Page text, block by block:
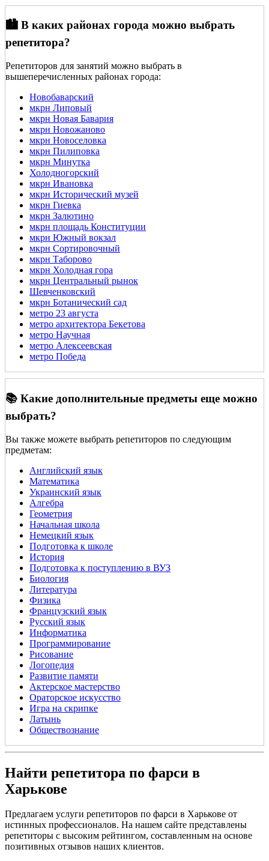
🏙️ В каких районах города можно выбрать
репетитора?
Репетиторов для занятий можно выбрать в
вышеперечисленных районах города:
Новобаварский
мкрн Липовый
мкрн Новая Бавария
мкрн Новожаново
мкрн Новоселовка
мкрн Пилиповка
мкрн Минутка
Холодногорский
мкрн Ивановка
мкрн Исторический музей
мкрн Гиевка
мкрн Залютино
мкрн площадь Конституции
мкрн Южный вокзал
мкрн Сортировочный
мкрн Таборово
мкрн Холодная гора
мкрн Центральный рынок
Шевченковский
мкрн Ботанический сад
метро 23 августа
метро архитектора Бекетова
метро Научная
метро Алексеевская
метро Победа
📚 Какие дополнительные предметы еще можно
выбрать?
Вы также можете выбрать репетиторов по следующим
предметам:
Английский язык
Математика
Украинский язык
Алгебра
Геометрия
Начальная школа
Немецкий язык
Подготовка к школе
История
Подготовка к поступлению в ВУЗ
Биология
Литература
Физика
Французский язык
Русский язык
Информатика
Программирование
Рисование
Логопедия
Развитие памяти
Актерское мастерство
Ораторское искусство
Игра на скрипке
Латынь
Обществознание
Найти репетитора по фарси в
Харькове
Предлагаем услуги репетиторов по фарси в Харькове от
истинных профессионалов. На нашем сайте представлены
репетиторы с высоким рейтингом, составленным на основе
позитивных отзывов наших клиентов.